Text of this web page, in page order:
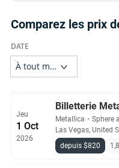
Comparez les prix
Jeu
1 Oct
2026
Billetterie
Metallica ・ Sphere
Las Vegas, United
depuis $820